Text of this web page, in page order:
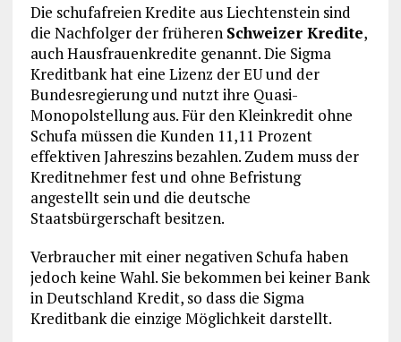
Die schufafreien Kredite aus Liechtenstein sind
die Nachfolger der früheren Schweizer Kredite,
auch Hausfrauenkredite genannt. Die Sigma
Kreditbank hat eine Lizenz der EU und der
Bundesregierung und nutzt ihre Quasi-
Monopolstellung aus. Für den Kleinkredit ohne
Schufa müssen die Kunden 11,11 Prozent
effektiven Jahreszins bezahlen. Zudem muss der
Kreditnehmer fest und ohne Befristung
angestellt sein und die deutsche
Staatsbürgerschaft besitzen.
Verbraucher mit einer negativen Schufa haben
jedoch keine Wahl. Sie bekommen bei keiner Bank
in Deutschland Kredit, so dass die Sigma
Kreditbank die einzige Möglichkeit darstellt.